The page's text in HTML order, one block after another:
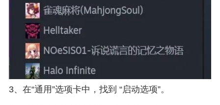
3、在“通用”选项卡中，找到 “启动选项”。